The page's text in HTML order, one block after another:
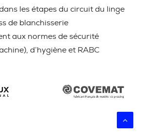
les étapes du circuit du linge
de blanchisserie
aux normes de sécurité
d’hygiène et RABC